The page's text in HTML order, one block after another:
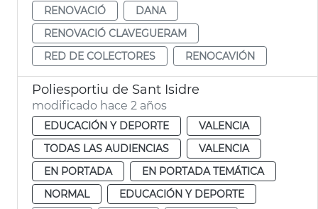
RENOVACIÓ
DANA
RENOVACIÓ CLAVEGUERAM
RED DE COLECTORES
RENOCAVIÓN
Poliesportiu de Sant Isidre
modificado hace 2 años
EDUCACIÓN Y DEPORTE
VALENCIA
TODAS LAS AUDIENCIAS
VALENCIA
EN PORTADA
EN PORTADA TEMÁTICA
NORMAL
EDUCACIÓN Y DEPORTE